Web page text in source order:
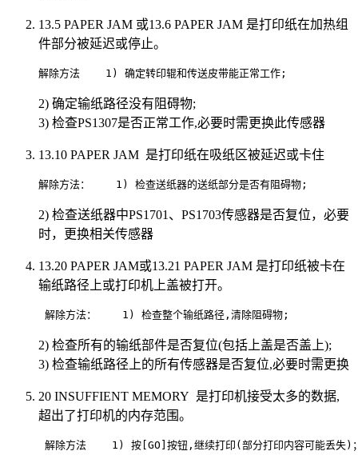
13.5 PAPER JAM 或13.6 PAPER JAM 是打印纸在加热组
件部分被延迟或停止。
解除方法    1) 确定转
2) 确定输纸路径没有阻碍物;
3) 检查PS1307是否正常工作,必要时需更换此传感器
13.10 PAPER JAM 是打印纸在吸纸区被延迟或卡住
解除方法：    1) 检查
2) 检查送纸器中PS1701、PS1703传感器是否复位，必要
时，更换相关传感器
13.20 PAPER JAM或13.21 PAPER JAM 是打印纸被卡在
输纸路径上或打印机上盖被打开。
解除方法：    1) 检
2) 检查所有的输纸部件是否复位(包括上盖是否盖上);
3) 检查输纸路径上的所有传感器是否复位,必要时需更换
20 INSUFFIENT MEMORY 是打印机接受太多的数据,
超出了打印机的内存范围。
解除方法    1) 按[GO]按